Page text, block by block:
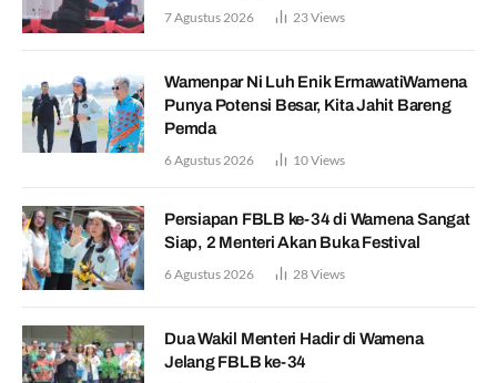
7 Agustus 2026 23Views
Wamenpar Ni Luh Enik ErmawatiWamena
Punya Potensi Besar, Kita Jahit Bareng
Pemda
6 Agustus 2026 10Views
Persiapan FBLB ke-34 di Wamena Sangat
Siap, 2 Menteri Akan Buka Festival
6 Agustus 2026 28Views
Dua Wakil Menteri Hadir di Wamena
Jelang FBLB ke-34